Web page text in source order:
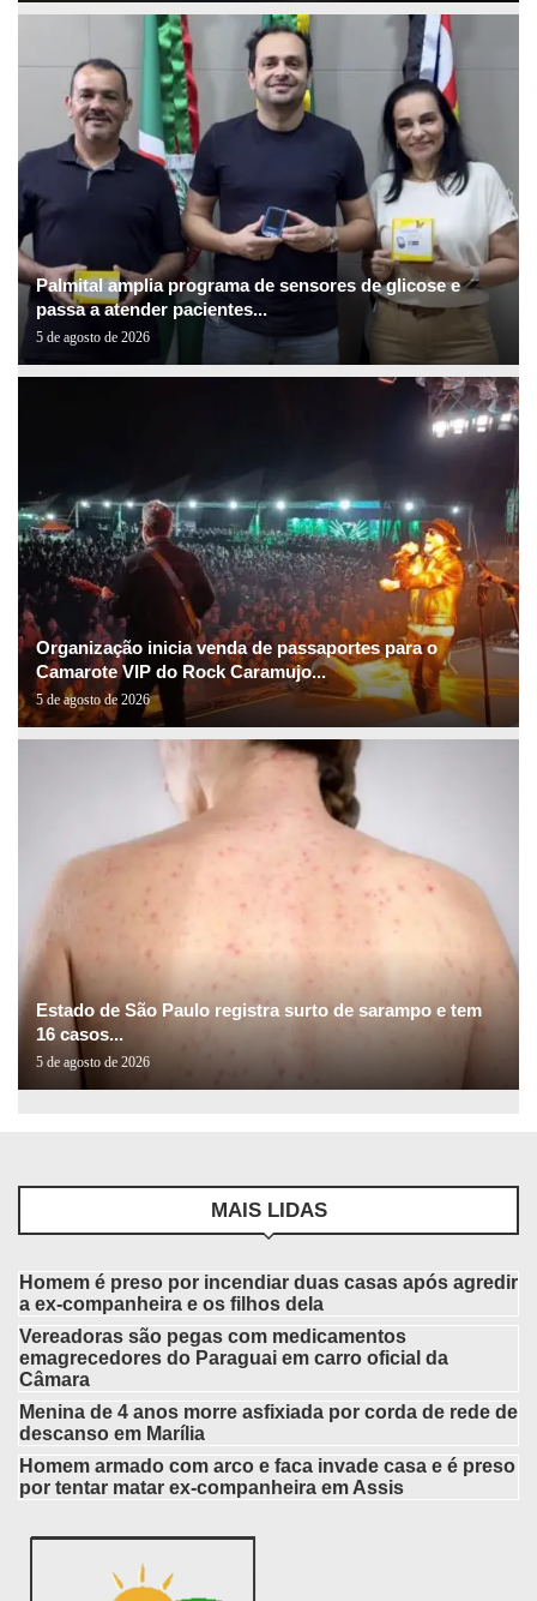
Palmital amplia programa de sensores de glicose e
passa a atender pacientes...
5 de agosto de 2026
Organização inicia venda de passaportes para o
Camarote VIP do Rock Caramujo...
5 de agosto de 2026
Estado de São Paulo registra surto de sarampo e tem
16 casos...
5 de agosto de 2026
MAIS LIDAS
Homem é preso por incendiar duas casas após agredir
a ex-companheira e os filhos dela
Vereadoras são pegas com medicamentos
emagrecedores do Paraguai em carro oficial da
Câmara
Menina de 4 anos morre asfixiada por corda de rede de
descanso em Marília
Homem armado com arco e faca invade casa e é preso
por tentar matar ex-companheira em Assis